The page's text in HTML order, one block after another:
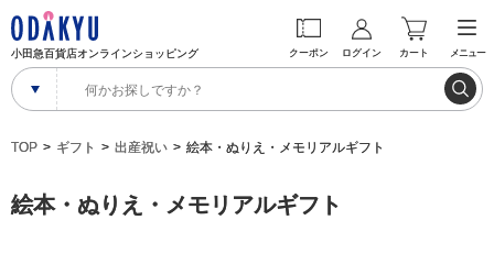
小田急百貨店オンラインショッピング クーポン ログイン カート メニュー
TOP ギフト 出産祝い 絵本・ぬりえ・メモリアルギフト
絵本・ぬりえ・メモリアルギフト